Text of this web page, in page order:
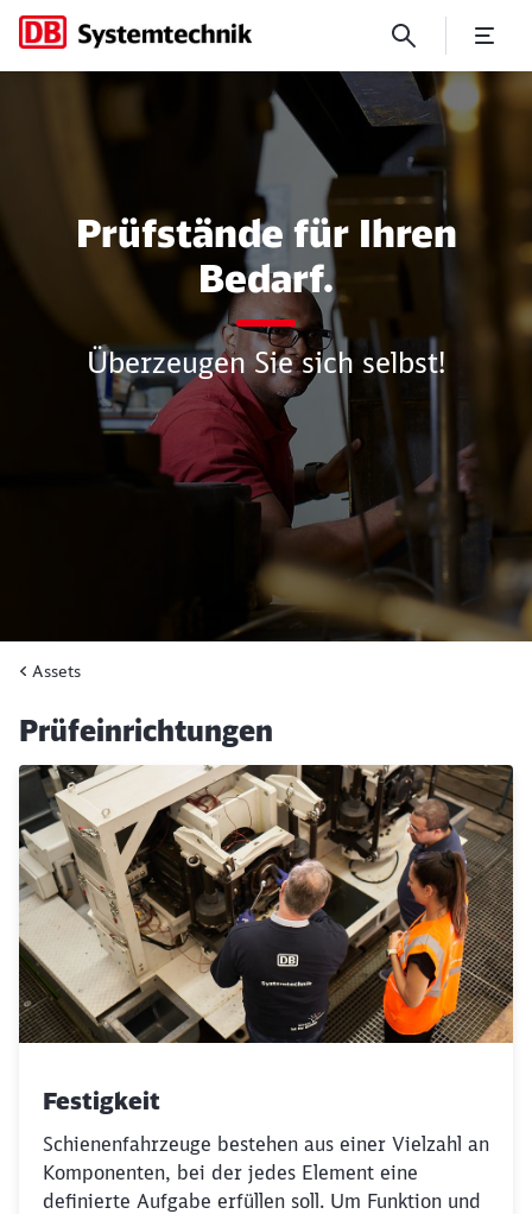
Prüfstände
Prüfstände für Ihren
Bedarf.
Überzeugen Sie sich selbst!
Assets
Prüfeinrichtungen
Festigkeit
Schienenfahrzeuge bestehen aus einer Vielzahl an
Komponenten, bei der jedes Element eine
definierte Aufgabe erfüllen soll. Um Funktion und